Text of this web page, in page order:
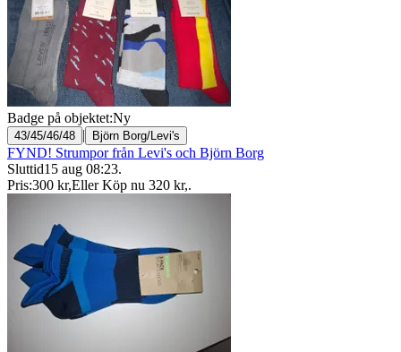
Badge på objektet:Ny
43/45/46/48 | Björn Borg/Levi's
FYND! Strumpor från Levi's och Björn Borg
Sluttid15 aug 08:23.
Pris:300 kr,Eller Köp nu 320 kr,.